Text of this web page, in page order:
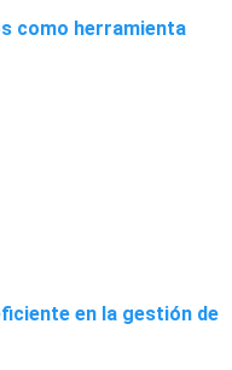
como herramienta
en la gestión de